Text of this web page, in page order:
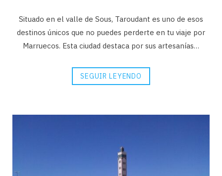
Situado en el valle de Sous, Taroudant es uno de esos
destinos únicos que no puedes perderte en tu viaje por
Marruecos. Esta ciudad destaca por sus artesanías…
SEGUIR LEYENDO